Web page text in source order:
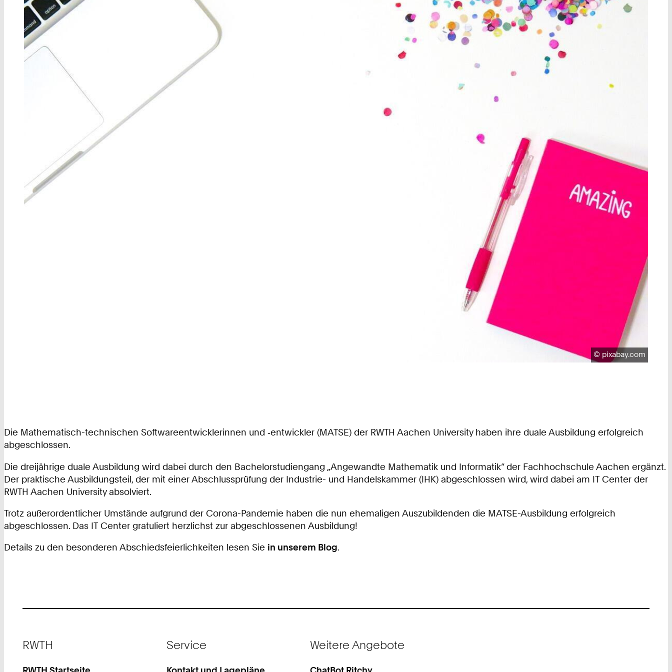
Urheberrecht:
© pixabay.com
Die Mathematisch-technischen Softwareentwicklerinnen und ‑entwickler (MATSE) der RWTH Aachen University haben ihre duale Ausbildung erfolgreich
abgeschlossen.
Die dreijährige duale Ausbildung wird dabei durch den Bachelorstudiengang „Angewandte Mathematik und Informatik“ der Fachhochschule Aachen ergänzt.
Der praktische Ausbildungsteil, der mit einer Abschlussprüfung der Industrie- und Handelskammer (IHK) abgeschlossen wird, wird dabei am IT Center der
RWTH Aachen University absolviert.
Trotz außerordentlicher Umstände aufgrund der Corona-Pandemie haben die nun ehemaligen Auszubildenden die MATSE-Ausbildung erfolgreich
abgeschlossen. Das IT Center gratuliert herzlichst zur abgeschlossenen Ausbildung!
Details zu den besonderen Abschiedsfeierlichkeiten lesen Sie in unserem Blog.
RWTH Service Weitere Angebote